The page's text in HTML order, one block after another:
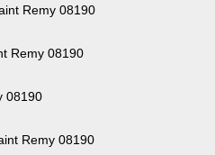
Remy 08190
Remy 08190
08190
Remy 08190